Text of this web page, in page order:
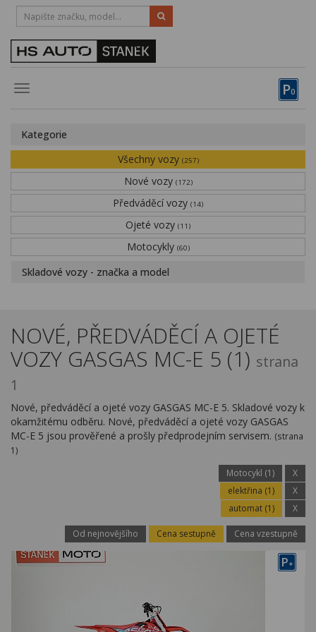
P0
Toggle
HOTLINE:
STRAKONICE-383 335 366
Obytné vozy
Financování
Novinky
Kontakty
Kategorie
Všechny vozy (257)
Nové vozy (172)
Předváděcí vozy (14)
Ojeté vozy (11)
Motocykly (60)
Skladové vozy - značka a model
NOVÉ, PŘEDVÁDĚCÍ A OJETÉ
VOZY GASGAS MC-E 5 (1) strana
1
Nové, předváděcí a ojeté vozy GASGAS MC-E 5. Skladové vozy k
okamžitému odběru. Nové, předváděcí a ojeté vozy GASGAS
MC-E 5 jsou prověřené a prošly předprodejním servisem. (strana
1)
Motocykl (1)
X
elektřina (1)
X
automat (1)
X
Od nejnovějšího Cena sestupně Cena vzestupně
P+